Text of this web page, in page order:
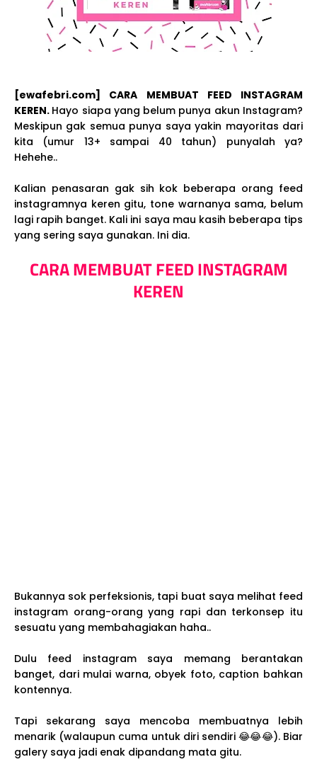
[ewafebri.com] CARA MEMBUAT FEED INSTAGRAM
KEREN. Hayo siapa yang belum punya akun Instagram?
Meskipun gak semua punya saya yakin mayoritas dari
kita (umur 13+ sampai 40 tahun) punyalah ya?
Hehehe..
Kalian penasaran gak sih kok beberapa orang feed
instagramnya keren gitu, tone warnanya sama, belum
lagi rapih banget. Kali ini saya mau kasih beberapa tips
yang sering saya gunakan. Ini dia.
CARA MEMBUAT FEED INSTAGRAM
KEREN
Bukannya sok perfeksionis, tapi buat saya melihat feed
instagram orang-orang yang rapi dan terkonsep itu
sesuatu yang membahagiakan haha..
Dulu feed instagram saya memang berantakan
banget, dari mulai warna, obyek foto, caption bahkan
kontennya.
Tapi sekarang saya mencoba membuatnya lebih
menarik (walaupun cuma untuk diri sendiri 😂😂😂). Biar
galery saya jadi enak dipandang mata gitu.